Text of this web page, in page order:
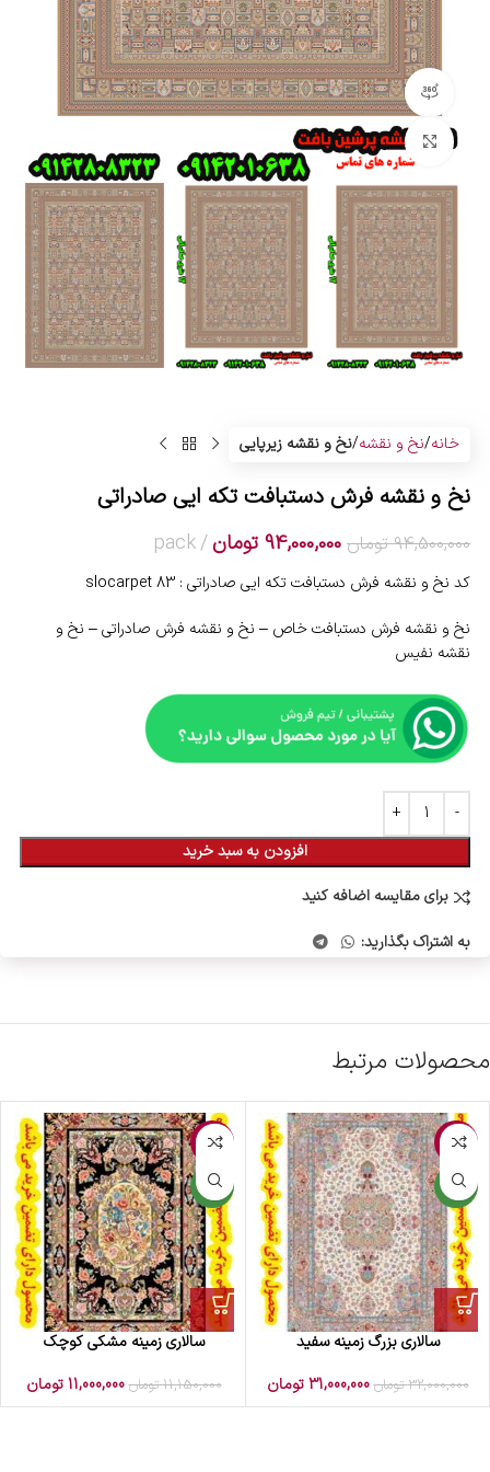
مشاهده 360 درجه
بزرگنمایی تصویر
خانه نخ و نقشه نخ و نقشه زیرپایی
نخ و نقشه فرش دستبافت تکه ایی صادراتی
94,500,000 تومان 94,000,000 تومان pack
کد نخ و نقشه فرش دستبافت تکه ایی صادراتی : slocarpet 83
نخ و نقشه فرش دستبافت خاص – نخ و نقشه فرش صادراتی – نخ و
نقشه نفیس
افزودن به سبد خرید
برای مقایسه اضافه کنید
به اشتراک بگذارید:
محصولات مرتبط
-3%
جدید
سالاری بزرگ زمینه سفید
32,000,000 تومان 31,000,000 تومان
-1%
جدید
سالاری زمینه مشکی کوچک
11,150,000 تومان 11,000,000 تومان